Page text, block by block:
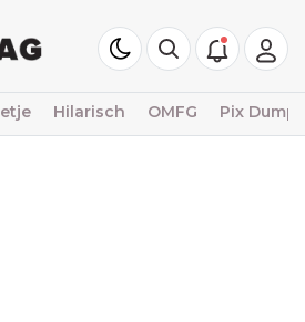
Hilarisch OMFG Pix Dump